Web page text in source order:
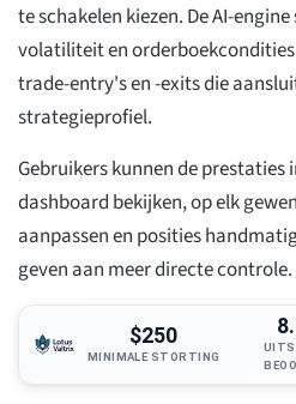
te schakelen kiezen. De AI-
volatiliteit en
trade-entry's en -exits die
strategieprofiel.
Gebruikers kunnen de prestaties
dashboard bekijken, op elk
aanpassen en posities
geven aan meer directe controle.
$250
MINIMALE STORTING